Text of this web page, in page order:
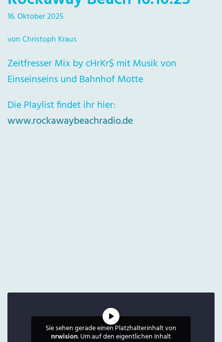
16. Oktober 2025
von Christoph Kraus
Zeitfresser Mix by cHrKr$ mit Musik von
Einseinseins und Bahnhof Motte
Die Playlist findet ihr hier:
www.rockawaybeachradio.de
Sie sehen gerade einen Platzhalterinhalt von
nrwision. Um auf den eigentlichen Inhalt